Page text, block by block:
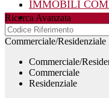
IMMOBILI
IMMOBILI
CONTATTI
Ricerca Avanzata
Commerciale/Residenziale
Commerciale/
Commerciale
Residenziale